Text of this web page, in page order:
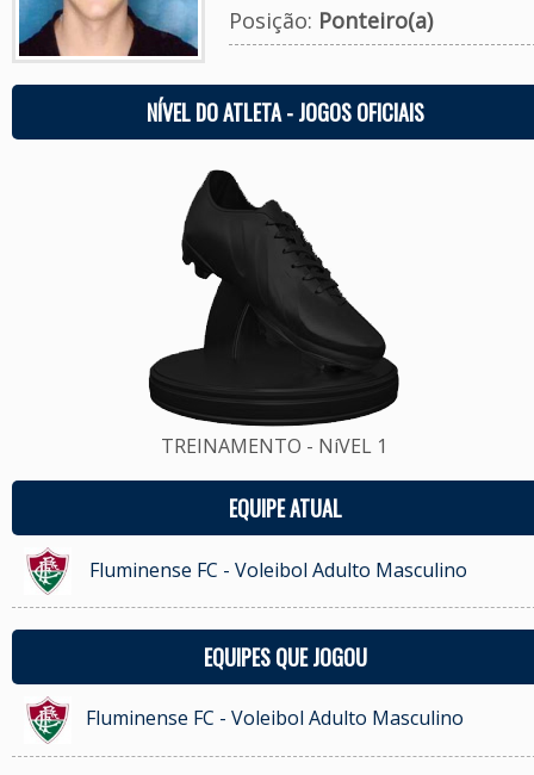
Posição: Ponteiro(a)
NÍVEL DO ATLETA - JOGOS OFICIAIS
TREINAMENTO - NíVEL 1
EQUIPE ATUAL
Fluminense FC - Voleibol Adulto Masculino
EQUIPES QUE JOGOU
Fluminense FC - Voleibol Adulto Masculino